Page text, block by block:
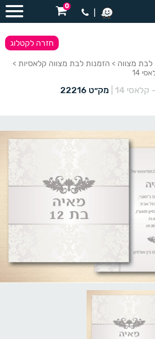
0
לבת מצווה > הזמנות לבת מצווה קלאסיות >
14
14 מק״ט 22216
חזרה לקטלוג